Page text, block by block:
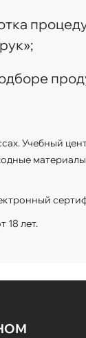
Учебный
18 лет.